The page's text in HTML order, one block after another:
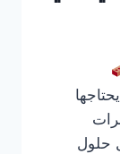
يحتاجها
حلول